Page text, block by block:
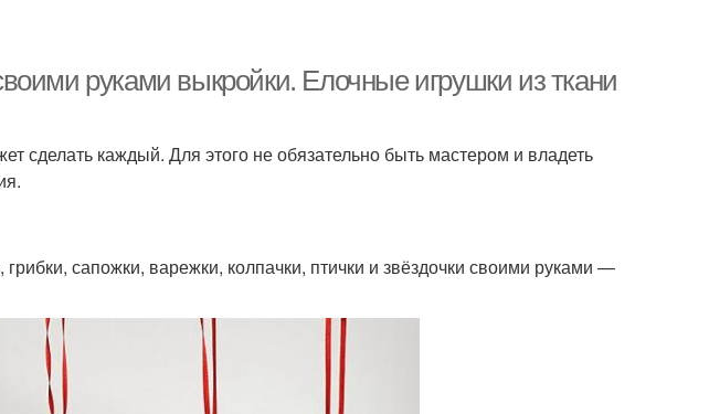
руками выкройки. Елочные игрушки из ткани
сделать каждый. Для этого не обязательно быть мастером и владеть
сапожки, варежки, колпачки, птички и звёздочки своими руками —